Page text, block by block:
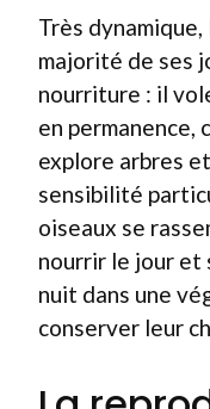
Très
majorité de ses
nourriture : il
en permanence,
explore arbres
sensibilité
oiseaux se
nourrir le jour et
nuit dans une
conserver leur